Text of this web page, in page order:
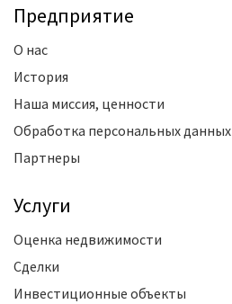
Предприятие
О нас
История
Наша миссия, ценности
Обработка персональных данных
Партнеры
Услуги
Оценка недвижимости
Сделки
Инвестиционные объекты